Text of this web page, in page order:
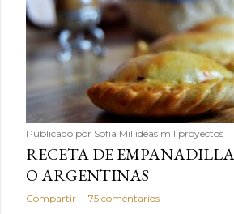
Publicado por Sofía Mil ideas mil proyectos
RECETA DE
O ARGENTINAS
Compartir 75 comentarios